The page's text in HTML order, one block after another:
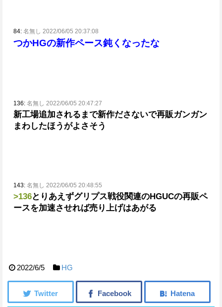
84: 名無し 2022/06/05 20:37:08
つかHGの新作ペース鈍くなったな
136: 名無し 2022/06/05 20:47:27
新工場追加されるまで新作ださないで再販ガンガン
まわしたほうがよさそう
143: 名無し 2022/06/05 20:48:55
>136とりあえずグリプス戦役関連のHGUCの再販ペ
ースを加速させれば売り上げはあがる
2022/6/5 HG